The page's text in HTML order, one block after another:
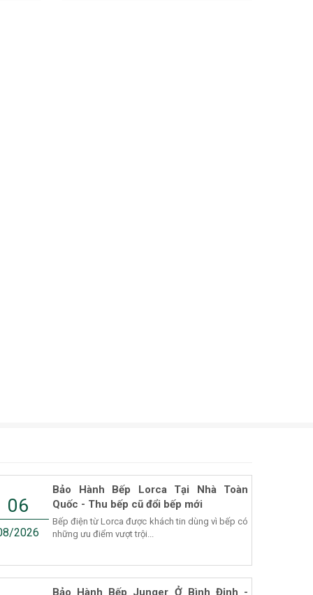
06
2026
Bảo Hành Bếp Lorca Tại Nhà Toàn
Quốc - Thu bếp cũ đổi bếp mới
Bếp điện từ Lorca được khách tin dùng vì bếp có
những ưu điểm vượt trội...
Bảo Hành Bếp Junger Ở Bình Định -